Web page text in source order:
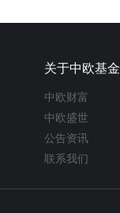
关于中欧基金
中欧财富
中欧盛世
公告资讯
联系我们